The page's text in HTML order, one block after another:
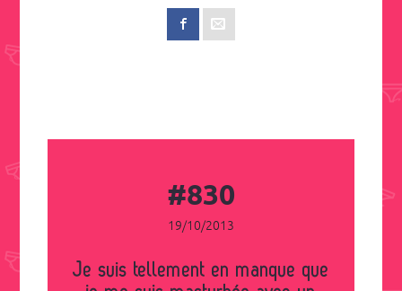
#830
19/10/2013
Je suis tellement en manque que